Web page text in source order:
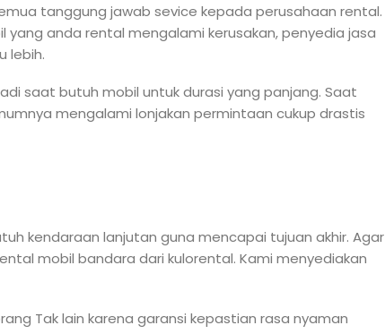
tanggung jawab sevice kepada perusahaan rental.
anda rental mengalami kerusakan, penyedia jasa
lebih.
saat butuh mobil untuk durasi yang panjang. Saat
mengalami lonjakan permintaan cukup drastis
kendaraan lanjutan guna mencapai tujuan akhir. Agar
mobil bandara dari kulorental. Kami menyediakan
Tak lain karena garansi kepastian rasa nyaman